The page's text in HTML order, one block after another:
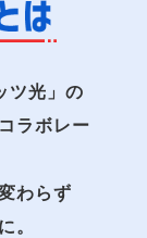
ツ光」の
ラボレー
わらず
。